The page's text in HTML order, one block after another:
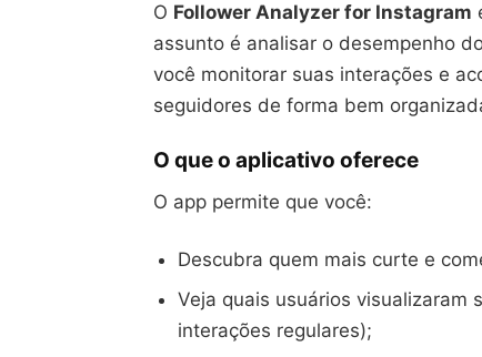
O Follower Analyzer for Instagram
assunto é analisar o desempenho
você monitorar suas interações e
seguidores de forma bem
O que o aplicativo oferece
O app permite que você:
Descubra quem mais curte e
Veja quais usuários visualizaram
interações regulares);